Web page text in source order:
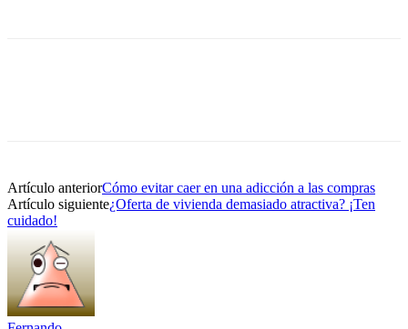
Artículo anteriorCómo evitar caer en una adicción a las compras
Artículo siguiente¿Oferta de vivienda demasiado atractiva? ¡Ten
cuidado!